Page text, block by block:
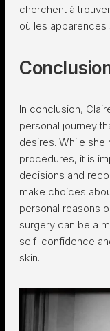
cherchent à
où les apparences
In conclusion,
personal journey
desires. While
procedures, it is
decisions and
make choices
personal reasons
surgery can be a
self-confidence
skin.